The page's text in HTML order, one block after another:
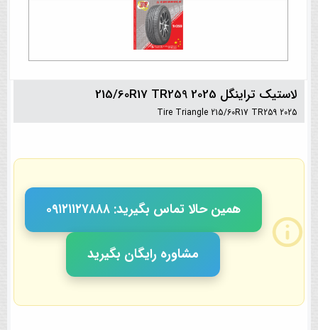
لاستیک تراینگل 215/60R17 TR259 2025
Tire Triangle 215/60R17 TR259 2025
همین حالا تماس بگیرید: ٠٩١٢١١٢٧٨٨٨
مشاوره رایگان بگیرید